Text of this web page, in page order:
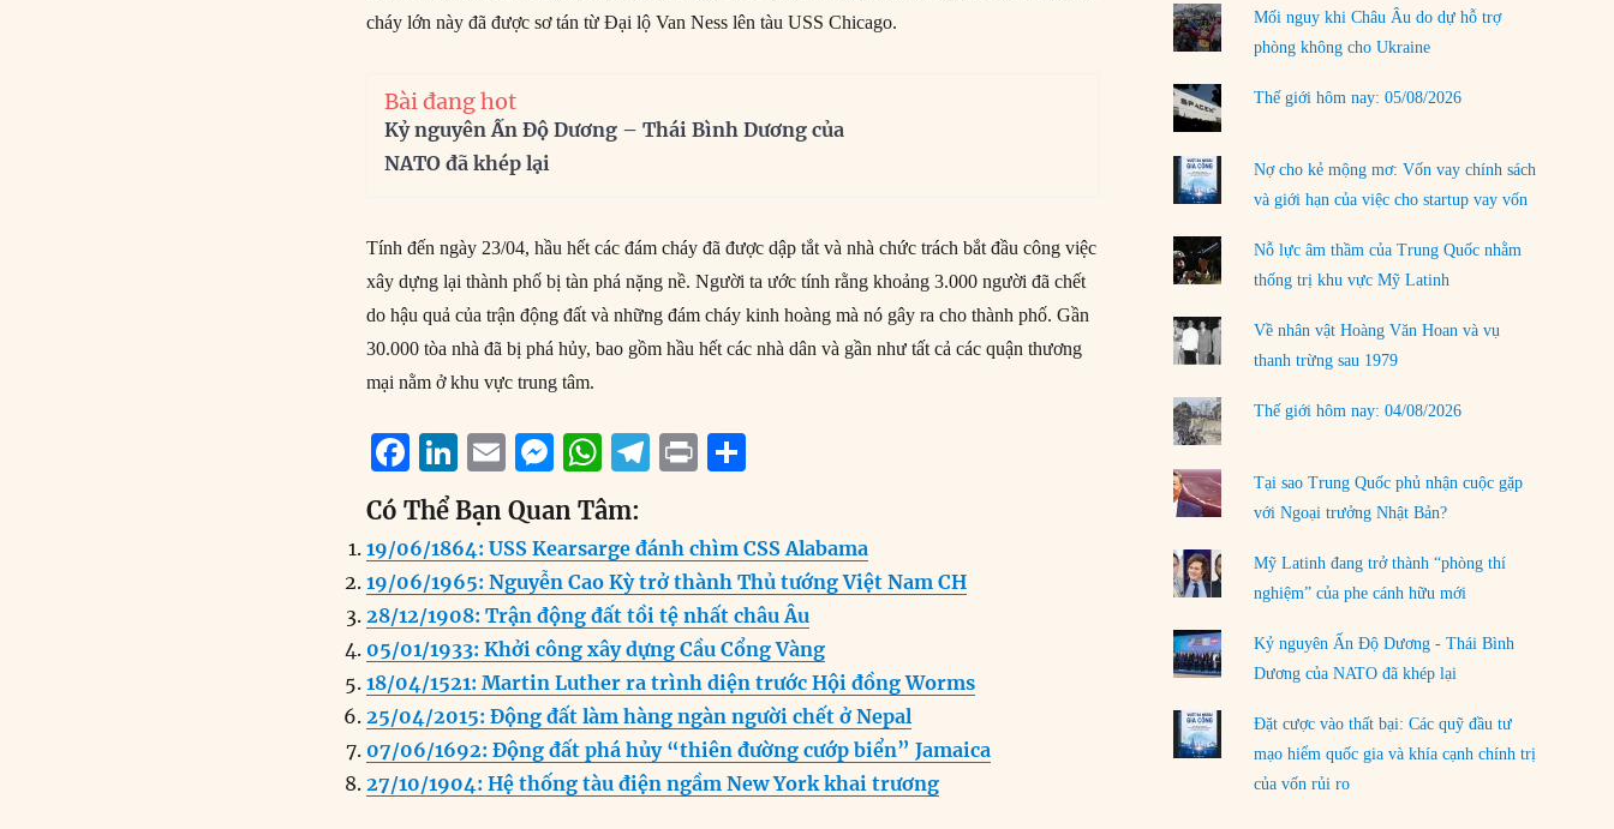
cháy lớn này đã được sơ tán từ Đại lộ Van Ness lên tàu USS Chicago.
Bài đang hot
Kỷ nguyên Ấn Độ Dương – Thái Bình Dương của
NATO đã khép lại
Tính đến ngày 23/04, hầu hết các đám cháy đã được dập tắt và nhà chức trách bắt đầu công việc
xây dựng lại thành phố bị tàn phá nặng nề. Người ta ước tính rằng khoảng 3.000 người đã chết
do hậu quả của trận động đất và những đám cháy kinh hoàng mà nó gây ra cho thành phố. Gần
30.000 tòa nhà đã bị phá hủy, bao gồm hầu hết các nhà dân và gần như tất cả các quận thương
mại nằm ở khu vực trung tâm.
F
a
c
e
b
o
o
k
Li
n
k
e
d
I
n
E
m
ai
l
M
ss
e
n
g
er
W
h
at
s
A
p
p
T
e
g
r
a
m
P
n
t
a
re
Có Thể Bạn Quan Tâm:
19/06/1864: USS Kearsarge đánh chìm CSS Alabama
19/06/1965: Nguyễn Cao Kỳ trở thành Thủ tướng Việt Nam CH
28/12/1908: Trận động đất tồi tệ nhất châu Âu
05/01/1933: Khởi công xây dựng Cầu Cổng Vàng
18/04/1521: Martin Luther ra trình diện trước Hội đồng Worms
25/04/2015: Động đất làm hàng ngàn người chết ở Nepal
07/06/1692: Động đất phá hủy “thiên đường cướp biển” Jamaica
27/10/1904: Hệ thống tàu điện ngầm New York khai trương
01/08/2026
31/07/2026
phải chịu đựng?
30/07/2026
Tập tìm cách chôn vùi bê bối chấn động vòng
tròn thân cận của mình
LOAD MORE
Mối nguy khi Châu Âu do dự hỗ trợ
phòng không cho Ukraine
Thế giới hôm nay: 05/08/2026
Nợ cho kẻ mộng mơ: Vốn vay chính sách
và giới hạn của việc cho startup vay vốn
Nỗ lực âm thầm của Trung Quốc nhằm
thống trị khu vực Mỹ Latinh
Về nhân vật Hoàng Văn Hoan và vụ
thanh trừng sau 1979
Thế giới hôm nay: 04/08/2026
Tại sao Trung Quốc phủ nhận cuộc gặp
với Ngoại trưởng Nhật Bản?
Mỹ Latinh đang trở thành “phòng thí
nghiệm” của phe cánh hữu mới
Kỷ nguyên Ấn Độ Dương - Thái Bình
Dương của NATO đã khép lại
Đặt cược vào thất bại: Các quỹ đầu tư
mạo hiểm quốc gia và khía cạnh chính trị
của vốn rủi ro